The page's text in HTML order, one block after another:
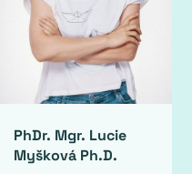
PhDr. Mgr. Lucie
Myšková Ph.D.